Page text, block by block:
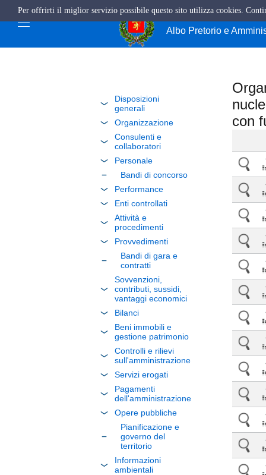
Comune di
Albo Pretorio e
Disposizioni
generali
Organizzazione
Consulenti e
collaboratori
Personale
Bandi di concorso
Performance
Enti controllati
Attività e
procedimenti
Provvedimenti
Bandi di gara e
contratti
Sovvenzioni,
contributi, sussidi,
vantaggi economici
Bilanci
Beni immobili e
gestione patrimonio
Controlli e rilievi
sull'amministrazione
Servizi erogati
Pagamenti
dell'amministrazione
Opere pubbliche
Pianificazione e
governo del
territorio
Informazioni
ambientali
con
Per offrirti il miglior servizio possibile questo sito utilizza cookies.